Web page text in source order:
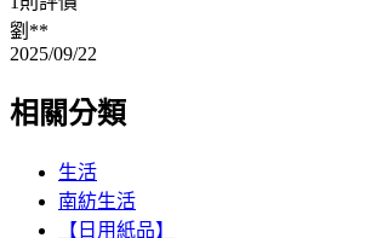
劉**
2025/09/22
相關分類
生活
南紡生活
【日用紙品】